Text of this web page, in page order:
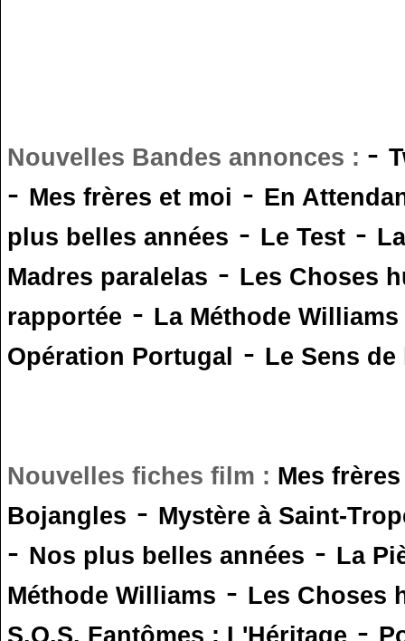
Nouvelles Bandes annonces : -
- Mes frères et moi - En
plus belles années - Le Test -
Madres paralelas - Les Choses
rapportée - La Méthode Williams
Opération Portugal - Le Sens
Nouvelles fiches film : Mes
Bojangles - Mystère à Saint-
- Nos plus belles années - La
Méthode Williams - Les Choses
S.O.S. Fantômes : L'Héritage -